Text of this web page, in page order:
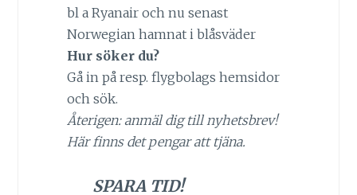
bl a Ryanair och nu senast
Norwegian hamnat i blåsväder
Hur söker du?
Gå in på resp. flygbolags hemsidor
och sök.
Återigen: anmäl dig till nyhetsbrev!
Här finns det pengar att tjäna.
SPARA TID!